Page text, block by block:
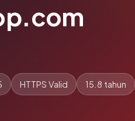
HTTPS Valid 15.8 tahun